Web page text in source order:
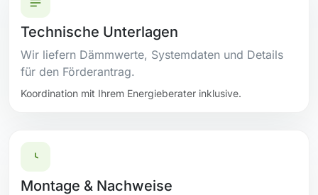
Technische Unterlagen
Wir liefern Dämmwerte, Systemdaten und Details
für den Förderantrag.
Koordination mit Ihrem Energieberater inklusive.
Montage & Nachweise